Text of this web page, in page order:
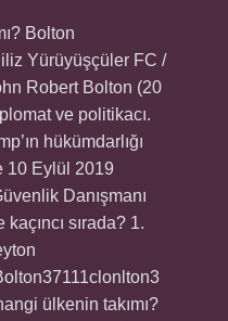
Bolton
Yürüyüşçüler FC /
Robert Bolton (20
ve politikacı.
hükümdarlığı
10 Eylül 2019
Danışmanı
sırada? 1.
ülkenin takımı?